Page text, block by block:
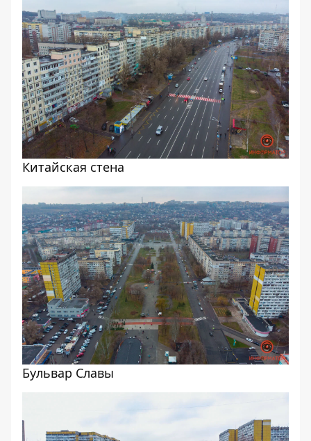
Китайская стена
Бульвар Славы